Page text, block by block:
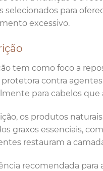
selecionados para
excessivo.
tem como foco a
protetora contra
para cabelos
os produtos
graxos essenciais,
restauram a
recomendada para